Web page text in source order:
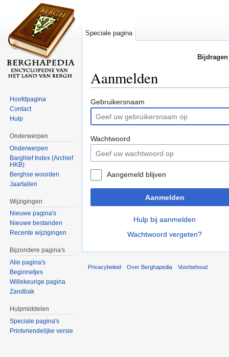
Aanmelden
Gebruikersnaam
Wachtwoord
Aangemeld blijven
Aanmelden
Hulp bij aanmelden
Wachtwoord vergeten?
Speciale pagina
Hoofdpagina
Contact
Hulp
Onderwerpen
Onderwerpen
Barghief Index (Archief
HKB)
Berghse woorden
Jaartallen
Wijzigingen
Nieuwe pagina's
Nieuwe bestanden
Recente wijzigingen
Bijzondere pagina's
Alle pagina's
Beginnetjes
Willekeurige pagina
Zandbak
Hulpmiddelen
Speciale pagina's
Printvriendelijke versie
Privacybeleid Over Berghapedia Voorbehoud